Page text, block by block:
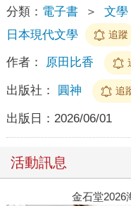
分類： 電子書 ＞ 文學
日本現代文學
追蹤
作者： 原田比香
出版社： 圓神 追
出版日： 2026/06/01
活動訊息
金石堂2026海外優惠：